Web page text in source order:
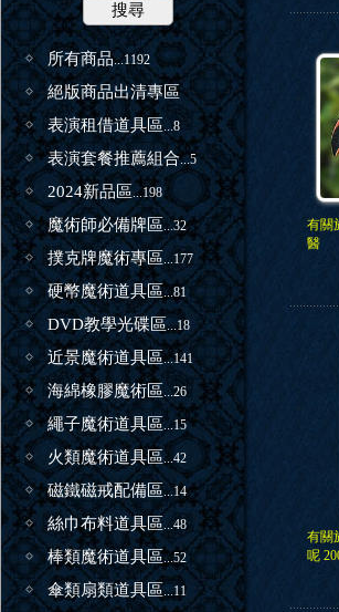
搜尋
所有商品...1192
絕版商品出清專區
表演租借道具區 ...8
表演套餐推薦組合...5
2024新品區 ...198
魔術師必備牌區...32
撲克牌魔術專區 ...177
硬幣魔術道具區...81
DVD教學光碟區...18
近景魔術道具區...141
海綿橡膠魔術區 ...26
繩子魔術道具區...15
火類魔術道具區 ...42
磁鐵磁戒配備區...14
絲巾布料道具區 ...48
棒類魔術道具區...52
傘類扇類道具區 ...11
有關
醫
有關
呢